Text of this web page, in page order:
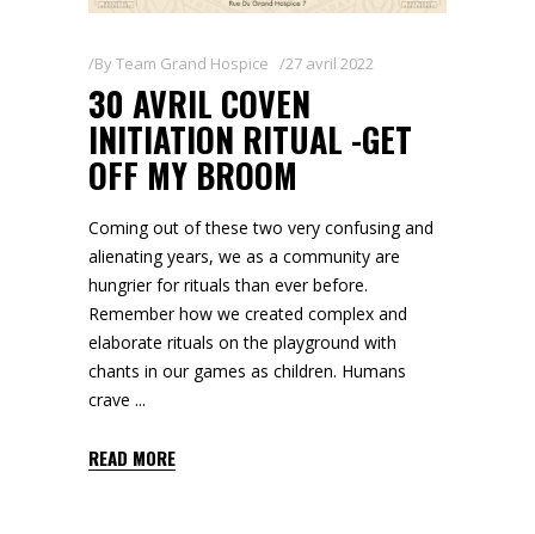
ByTeam Grand Hospice 27 avril 2022
30 AVRIL COVEN
INITIATION RITUAL -GET
OFF MY BROOM
Coming out of these two very confusing and
alienating years, we as a community are
hungrier for rituals than ever before.
Remember how we created complex and
elaborate rituals on the playground with
chants in our games as children. Humans
crave
READ MORE